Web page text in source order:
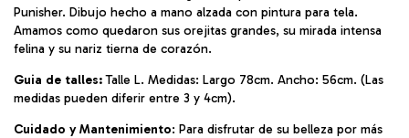
Punisher. Dibujo hecho a mano alzada con pintura para tela.
Amamos como quedaron sus orejitas grandes, su mirada intensa
felina y su nariz tierna de corazón.
Guia de talles:Talle L. Medidas: Largo 78cm. Ancho: 56cm. (Las
medidas pueden diferir entre 3 y 4cm).
Cuidado y Mantenimiento: Para disfrutar de su belleza por más